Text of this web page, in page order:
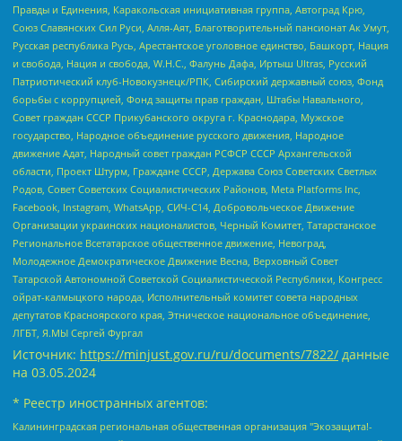
Правды и Единения, Каракольская инициативная группа, Автоград Крю,
Союз Славянских Сил Руси, Алля-Аят, Благотворительный пансионат Ак Умут,
Русская республика Русь, Арестантское уголовное единство, Башкорт, Нация
и свобода, Нация и свобода, W.H.С., Фалунь Дафа, Иртыш Ultras, Русский
Патриотический клуб-Новокузнецк/РПК, Сибирский державный союз, Фонд
борьбы с коррупцией, Фонд защиты прав граждан, Штабы Навального,
Совет граждан СССР Прикубанского округа г. Краснодара, Мужское
государство, Народное объединение русского движения, Народное
движение Адат, Народный совет граждан РСФСР СССР Архангельской
области, Проект Штурм, Граждане СССР, Держава Союз Советских Светлых
Родов, Совет Советских Социалистических Районов, Meta Platforms Inc,
Facebook, Instagram, WhatsApp, СИЧ-С14, Добровольческое Движение
Организации украинских националистов, Черный Комитет, Татарстанское
Региональное Всетатарское общественное движение, Невоград,
Молодежное Демократическое Движение Весна, Верховный Совет
Татарской Автономной Советской Социалистической Республики, Конгресс
ойрат-калмыцкого народа, Исполнительный комитет совета народных
депутатов Красноярского края, Этническое национальное объединение,
ЛГБТ, Я.МЫ Сергей Фургал
Источник: https://minjust.gov.ru/ru/documents/7822/ данные
на 03.05.2024
* Реестр иностранных агентов:
Калининградская региональная общественная организация "Экозащита!-Женсовет", Фонд содействия защите прав и свобод граждан "Общественный вердикт", Фонд "Институт Развития Свободы Информации", Частное учреждение "Информационное агентство МЕМО. РУ", Региональная общественная организация "Общественная комиссия по сохранению наследия академика Сахарова", Фонд поддержки свободы прессы, Санкт-Петербургская общественная правозащитная организация "Гражданский контроль", Межрегиональная общественная организация "Информационно-просветительский центр "Мемориал", Региональный Фонд "Центр Защиты Прав Средств Массовой Информации", с 05.12.2023 Фонд "Центр Защиты Прав Средств массовой информации", Региональная общественная благотворительная организация помощи беженцам и мигрантам "Гражданское содействие", Негосударственное образовательное учреждение дополнительного профессионального образования (повышение квалификации) специалистов "АКАДЕМИЯ ПО ПРАВАМ ЧЕЛОВЕКА", Свердловская региональная общественная организация "Сутяжник", Автономная некоммерческая организация "Центр независимых социологических исследований", Союз общественных объединений "Российский исследовательский центр по правам человека", Региональное общественное учреждение научно-информационный центр "МЕМОРИАЛ", Некоммерческая организация "Фонд защиты гласности", Автономная некоммерческая организация "Институт прав человека", Городская общественная организация "Екатеринбургское общество "МЕМОРИАЛ", Городская общественная организация "Рязанское историко-просветительское и правозащитное общество "Мемориал" (Рязанский Мемориал), Челябинский региональный орган общественной самодеятельности – женское общественное объединение "Женщины Евразии", Челябинский региональный орган общественной самодеятельности "Уральская правозащитная группа", Фонд содействия защите здоровья и социальной справедливости имени Андрея Рылькова, Автономная Некоммерческая Организация "Аналитический Центр Юрия Левады", Автономная некоммерческая организация социальной поддержки населения "Проект Апрель", Региональная общественная организация помощи женщинам и детям, находящимся в кризисной ситуации "Информационно-методический центр "Анна", Фонд содействия развитию массовых коммуникаций и правовому просвещению "Так-так-Так", Фонд содействия устойчивому развитию "Серебряная тайга", Свердловский региональный общественный фонд социальных проектов "Новое время", "Idel.Реалии", Кавказ.Реалии, Крым.Реалии, Телеканал Настоящее Время, Татаро-башкирская служба Радио Свобода (Azatliq Radiosi), Радио Свободная Европа/Радио Свобода (PCE/PC), "Сибирь.Реалии", "Фактограф", Благотворительный фонд помощи осужденным и их семьям, Автономная некоммерческая организация "Институт глобализации и социальных движений", Фонд "В защиту прав заключенных", Частное учреждение "Центр поддержки и содействия развитию средств массовой информации", Пензенский региональный общественный благотворительный фонд "Гражданский союз", "Север.Реалии", Некоммерческая организация Фонд "Правовая инициатива", Общество с ограниченной ответственностью "Радио Свободная Европа/Радио Свобода", Чешское информационное агентство "MEDIUM-ORIENT", Красноярская региональная общественная организация "Мы против СПИДа", Камалягин Денис Николаевич, Маркелов Сергей Евгеньевич, Пономарев Лев Александрович, Савицкая Людмила Алексеевна, Автономная некоммерческая организация "Центр по работе с проблемой насилия "НАСИЛИЮ.НЕТ", Межрегиональный профессиональный союз работников здравоохранения "Альянс врачей", Юридическое лицо, зарегистрированное в Латвийской Республике, SIA "Medusa Project" (регистрационный номер 40103797863, дата регистрации 10.06.2014), Некоммерческая организация "Фонд по борьбе с коррупцией", Автономная некоммерческая организация "Институт права и публичной политики", Баданин Роман Сергеевич, Гликин Максим Александрович, Железнова Мария Михайловна, Лукьянова Юлия Сергеевна, Маетная Елизавета Витальевна, Маняхин Петр Борисович, Чуракова Ольга Владимировна, Ярош Юлия Петровна, Юридическое лицо "The Insider SIA", зарегистрированное в Риге, Латвийская Республика (дата регистрации 26.06.2015), являющееся администратором доменного имени интернет-издания "The Insider SIA", https://theins.ru, Постернак Алексей Евгеньевич, Рубин Михаил Аркадьевич, Анин Роман Александрович, Юридическое лицо Istories fonds, зарегистрированное в Латвийской Республике (регистрационный номер 50008295751, дата регистрации 24.02.2020), Великовский Дмитрий Александрович, Долинина Ирина Николаевна, Мароховская Алеся Алексеевна, Шлейнов Роман Юрьевич, Шмагун Олеся Валентиновна, Общество с ограниченной ответственностью "Альтаир 2021", Общество с ограниченной ответственностью "Вега 2021", Общество с ограниченной ответственностью "Главный редактор 2021", Общество с ограниченной ответственностью "Ромашки монолит", Важенков Артем Валерьевич, Ивановская областная общественная организация "Центр гендерных исследований", Гурман Юрий Альбертович, Медиапроект "ОВД-Инфо", Егоров Владимир Владимирович, Жилинский Владимир Александрович, Общество с ограниченной ответственностью "ЗП", Иванова София Юрьевна, Карезина Инна Павловна, Кильтау Екатерина Викторовна, Петров Алексей Викторович, Пискунов Сергей Евгеньевич, Смирнов Сергей Сергеевич, Тихонов Михаил Сергеевич, Общество с ограниченной ответственностью "ЖУРНАЛИСТ-ИНОСТРАННЫЙ АГЕНТ", Арапова Галина Юрьевна, Вольтская Татьяна Анатольевна, Американская компания "Mason G.E.S. Anonymous Foundation" (США), являющаяся владельцем интернет-издания https://mnews.world/, Компания "Stichting Bellingcat", зарегистрированная в Нидерландах (дата регистрации 11.07.2018), Захаров Андрей Вячеславович, Клепиковская Екатерина Дмитриевна, Общество с ограниченной ответственностью "МЕМО", Перл Роман Александрович, Симонов Евгений Алексеевич, Соловьева Елена Анатольевна, Сотников Даниил Владимирович, Сурначева Елизавета Дмитриевна, Автономная некоммерческая организация по защите прав человека и информированию населения "Якутия – Наше Мнение", Общество с ограниченной ответственностью "Москоу диджитал медиа", с 26.01.2023 Общество с ограниченной ответственностью "Чайка Белые сады", Ветошкина Валерия Валерьевна, Заговора Максим Александрович, Межрегиональное общественное движение "Российская ЛГБТ - сеть", Оленичев Максим Владимирович, Павлов Иван Юрьевич, Скворцова Елена Сергеевна, Общество с ограниченной ответственностью "Как бы инагент", Кочетков Игорь Викторович, Общество с ограниченной ответственностью "Честные выборы", Еланчик Олег Александрович, Общество с ограниченной ответственностью "Нобелевский призыв", Гималова Регина Эмилевна, Григорьев Андрей Валерьевич, Григорьева Алина Александровна, Ассоциация по содействию защите прав призывников, альтернативнослужащих и военнослужащих "Правозащитная группа "Гражданин.Армия.Право", Хисамова Регина Фаритовна, Автономная некоммерческая организация по реализации социально-правовых программ "Лилит", Дальневосточное общественное движение "Маяк", Санкт-Петербургская ЛГБТ-инициативная группа "Выход", Инициативная группа ЛГБТ+ "Реверс", Алексеев Андрей Викторович, Бекбулатова Таисия Львовна, Беляев Иван Михайлович, Владыкина Елена Сергеевна, Гельман Марат Александрович, Никульшина Вероника Юрьевна, Толоконникова Надежда Андреевна, Шендерович Виктор Анатольевич, Общество с ограниченной ответственностью "Данное сообщение", Общество с ограниченной ответственностью Издательский дом "Новая глава", Айнбиндер Александра Александровна, Московский комьюнити-центр для ЛГБТ+инициатив, Благотворительный фонд развития филантропии, Deutsche Welle (Германия, Kurt-Schumacher-Strasse 3, 53113 Bonn), Борзунова Мария Михайловна, Воробьев Виктор Викторович, Голубева Анна Львовна, Константинова Алла Михайловна, Малкова Ирина Владимировна, Мурадов Мурад Абдулгалимович, Осетинская Елизавета Николаевна, Понасенков Евгений Николаевич, Ганапольский Матвей Юрьевич, Киселев Евгений Алексеевич, Борухович Ирина Григорьевна, Дремин Иван Тимофеевич, Дубровский Дмитрий Викторович, Красноярская региональная общественная организация поддержки и развития альтернативных образовательных технологий и межкультурных коммуникаций "ИНТЕРРА", Маяковская Екатерина Алексеевна, Фейгин Марк Захарович, Филимонов Андрей Викторович, Дзугкоева Регина Николаевна, Доброхотов Роман Александрович, Дудь Юрий Александрович, Елкин Сергей Владимирович, Кругликов Кирилл Игоревич, Сабунаева Мария Леонидовна, Семенов Алексей Владимирович, Шаинян Карен Багратович, Шульман Екатерина Михайловна, Асафьев Артур Валерьевич, Вахштайн Виктор Семенович, Венедиктов Алексей Алексеевич, Лушникова Екатерина Евгеньевна, Волков Леонид Михайлович, Невзоров Александр Глебович, Пархоменко Сергей Борисович, Сироткин Ярослав Николаевич, Кара-Мурза Владимир Владимирович, Баранова Наталья Владимировна, Гозман Леонид Яковлевич, Кагарлицкий Борис Юльевич, Климарев Михаил Валерьевич, Милов Владимир Станиславович, Автономная некоммерческая организация Краснодарский центр современного искусства "Типография", Моргенштерн Алишер Тагирович, Соболь Любовь Эдуардовна, Общество с ограниченной ответственностью "ЛИЗА НОРМ", Каспаров Гарри Кимович, Ходорковский Михаил Борисович, Общество с ограниченной ответственностью "Апрельские тезисы", Данилович Ирина Брониславовна, Кашин Олег Владимирович, Петров Николай Владимирович, Пивоваров Алексей Владимирович, Соколов Михаил Владимирович, Цветкова Юлия Владимировна, Чичваркин Евгений Александрович, Комитет против пыток/Команда против пыток, Общество с ограниченной ответственностью "Первый научный", Общество с ограниченной ответственностью "Вертолет и ко", Белоцерковская Вероника Борисовна, Кац Максим Евгеньевич, Лазарева Татьяна Юрьевна, Шаведдинов Руслан Табризович, Яшин Илья Валерьевич, Общество с ограниченной ответственностью "Иноагент ААВ", Алешковский Дмитрий Петрович, Альбац Евгения Марковна, Быков Дмитрий Львович, Галямина Юлия Евгеньевна, Лойко Сергей Леонидович, Мартынов Кирилл Константинович, Медведев Сергей Александрович, Крашенинников Федор Геннадиевич, Гордеева Катерина Вл